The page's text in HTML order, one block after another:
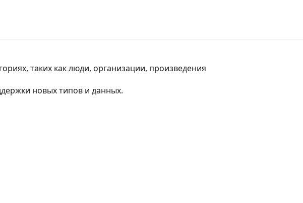
таких как люди, организации, произведения
новых типов и данных.